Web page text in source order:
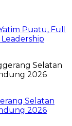
Puatu, Full
Leadership
Selatan
2026